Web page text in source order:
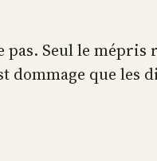
pas. Seul le
dommage que les